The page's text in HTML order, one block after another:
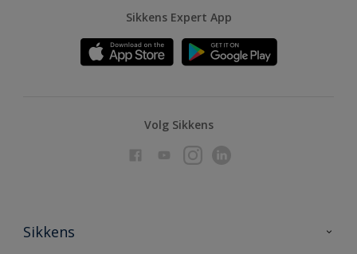
Sikkens Expert App
Volg Sikkens
Sikkens